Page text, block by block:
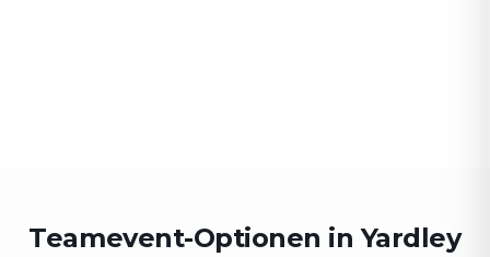
Teamevent-Optionen in Yardley